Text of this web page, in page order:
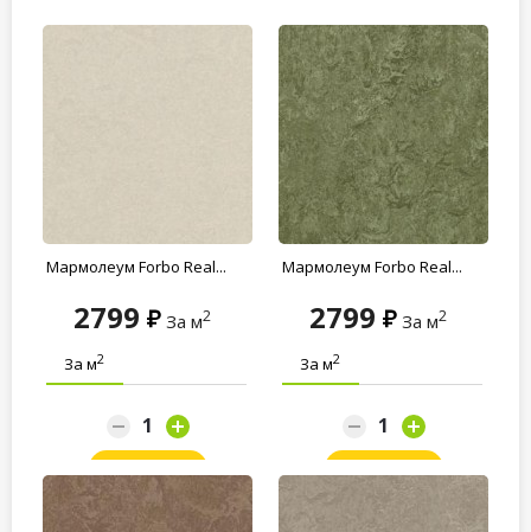
Мармолеум Forbo Real...
2799 За м2
За м2
Заказать
Мармолеум Forbo Real...
2799 За м2
За м2
Заказать